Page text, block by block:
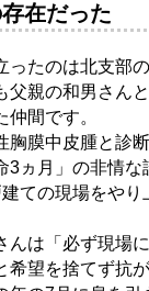
在だった
ったのは北支部
父親の和男さん
間です。
胸膜中皮腫と診
3ヵ月」の非情
ての現場をや
んは「必ず現場
希望を捨てず抗